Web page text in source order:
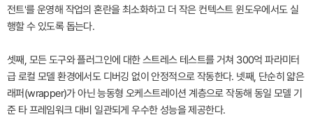
전트'를 운영해 작업의 혼란을 최소화하고 더 작은 컨텍스트 윈도우에서도 실
행할 수 있도록 돕는다.
셋째, 모든 도구와 플러그인에 대한 스트레스 테스트를 거쳐 300억 파라미터
급 로컬 모델 환경에서도 디버깅 없이 안정적으로 작동한다. 넷째, 단순히 얇은
래퍼(wrapper)가 아닌 능동형 오케스트레이션 계층으로 작동해 동일 모델 기
준 타 프레임워크 대비 일관되게 우수한 성능을 제공한다.